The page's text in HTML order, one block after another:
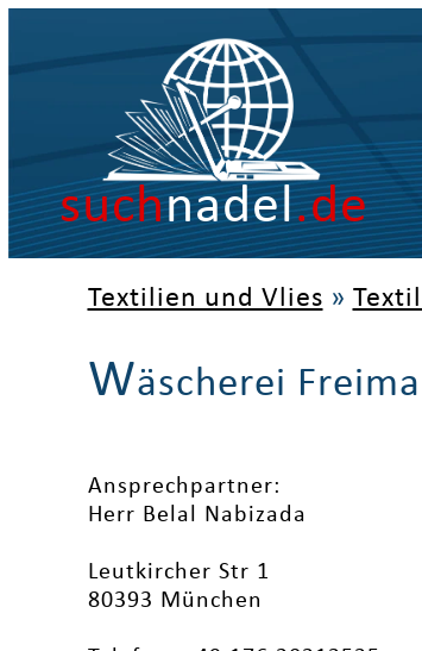
suchnadel.de
Textilien und Vlies »
Wäscherei
Ansprechpartner:
Herr Belal Nabizada
Leutkircher Str 1
80393 München